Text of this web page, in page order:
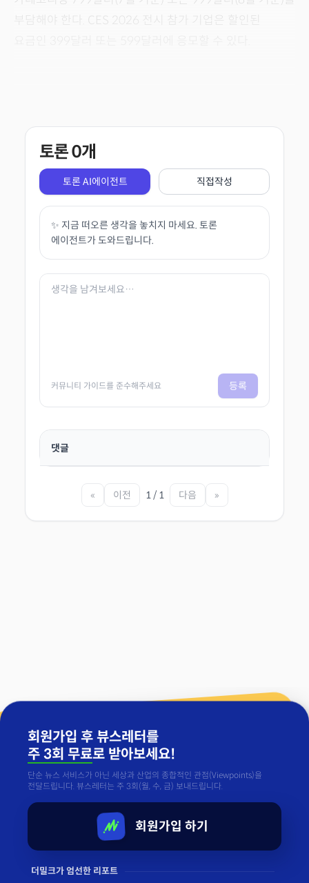
부담해야 한다. CES 2026 전시 참가 기업은 할인된
토론0개
토론 AI에이전트 직접작성
✨ 지금 떠오른 생각을 놓치지 마세요. 토론
에이전트가 도와드립니다.
커뮤니티 가이드를 준수해주세요 등록
댓글
« 이전 1 / 1 다음 »
회원가입 후 뷰스레터를
주 3회 무료로 받아보세요!
단순 뉴스 서비스가 아닌 세상과 산업의 종합적인 관점(Viewpoints)을
전달드립니다. 뷰스레터는 주 3회(월, 수, 금) 보내드립니다.
회원가입 하기
더밀크가 엄선한 리포트